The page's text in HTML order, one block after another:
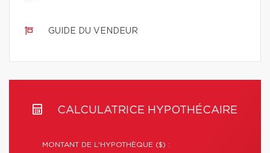
GUIDE DU VENDEUR
CALCULATRICE HYPOTHÉCAIRE
MONTANT DE L'HYPOTHÈQUE ($) :